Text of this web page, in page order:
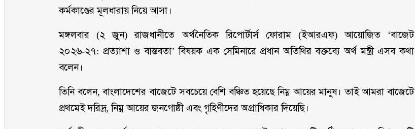
কর্মকাণ্ডের মূলধারায় নিয়ে আসা।
মঙ্গলবার (২ জুন) রাজধানীতে অর্থনৈতিক রিপোর্টার্স ফোরাম (ইআরএফ) আয়োজিত ‘বাজেট
২০২৬-২৭: প্রত্যাশা ও বাস্তবতা’ বিষয়ক এক সেমিনারে প্রধান অতিথির বক্তব্যে অর্থ মন্ত্রী এসব কথা
বলেন।
তিনি বলেন, বাংলাদেশের বাজেটে সবচেয়ে বেশি বঞ্চিত হয়েছে নিম্ন আয়ের মানুষ। তাই আমরা বাজেটে
প্রথমেই দরিদ্র, নিম্ন আয়ের জনগোষ্ঠী এবং গৃহিণীদের অগ্রাধিকার দিয়েছি।